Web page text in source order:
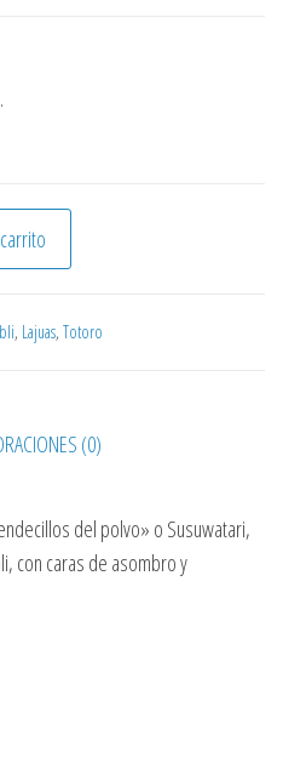
, Lajuas, Totoro
(0)
del polvo» o Susuwatari,
con caras de asombro y